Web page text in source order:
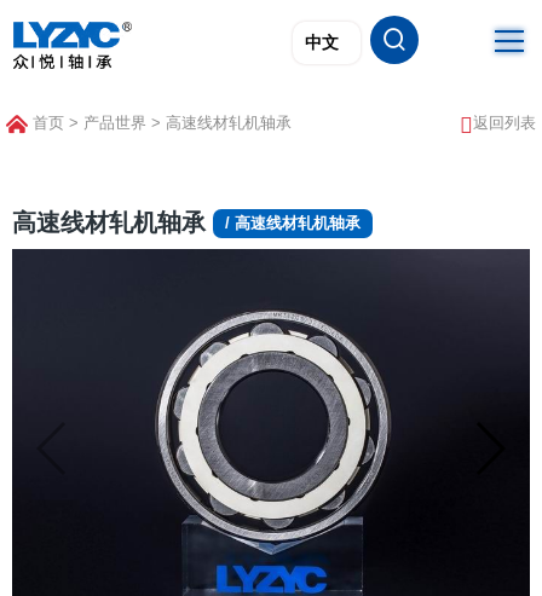
首页
技术研发
 首页 > 产品世界 > 高速线材轧机轴承 返回列表
高速线材轧机轴承 / 高速线材轧机轴承